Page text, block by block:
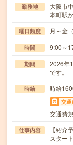
勤務地
大阪市
本町駅
曜日頻度 月～金
時間 9:00～
期間
2026年
です。
時給 時給
交通
交通費
仕事内容
【紹介
スター